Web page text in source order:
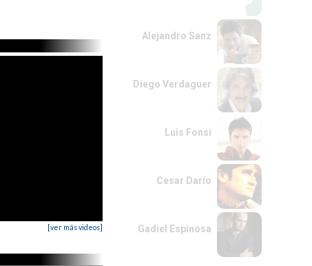
[ver más videos]
Alejandro Sanz
Diego Verdaguer
Luis Fonsi
Cesar Darío
Gadiel Espinosa